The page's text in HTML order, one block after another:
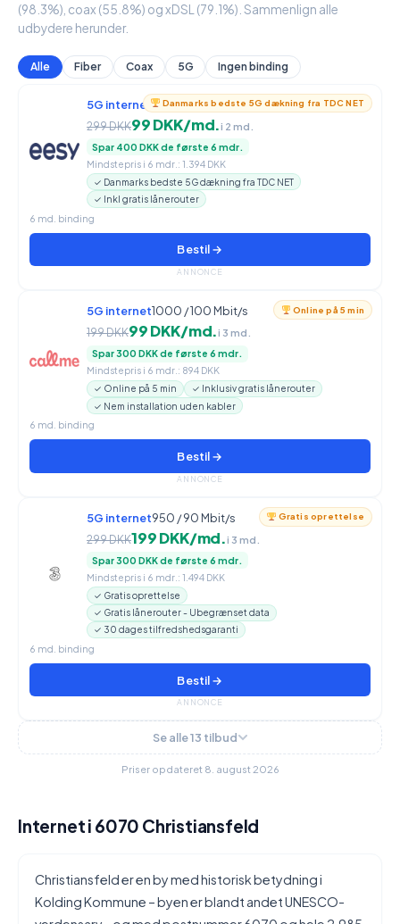
(98.3%), coax (55.8%) og xDSL (79.1%). Sammenlign alle
udbydere herunder.
Alle Fiber Coax 5G Ingen binding
Danmarks bedste 5G dækning fra TDC NET
5G internet950 / 90 Mbit/s
299 DKK99 DKK/md.i 2 md.
Spar 400 DKK de første 6 mdr.
Mindstepris i 6 mdr.: 1.394 DKK
✓ Danmarks bedste 5G dækning fra TDC NET
✓ Inkl gratis lånerouter
6 md. binding
Bestil →
ANNONCE
Online på 5 min
5G internet1000 / 100 Mbit/s
199 DKK99 DKK/md.i 3 md.
Spar 300 DKK de første 6 mdr.
Mindstepris i 6 mdr.: 894 DKK
✓ Online på 5 min
✓ Inklusiv gratis lånerouter
✓ Nem installation uden kabler
6 md. binding
Bestil →
ANNONCE
Gratis oprettelse
5G internet950 / 90 Mbit/s
299 DKK199 DKK/md.i 3 md.
Spar 300 DKK de første 6 mdr.
Mindstepris i 6 mdr.: 1.494 DKK
✓ Gratis oprettelse
✓ Gratis lånerouter - Ubegrænset data
✓ 30 dages tilfredshedsgaranti
6 md. binding
Bestil →
ANNONCE
Se alle 13 tilbud
Priser opdateret 8. august 2026
Internet i 6070 Christiansfeld
Christiansfeld er en by med historisk betydning i
Kolding Kommune – byen er blandt andet UNESCO-